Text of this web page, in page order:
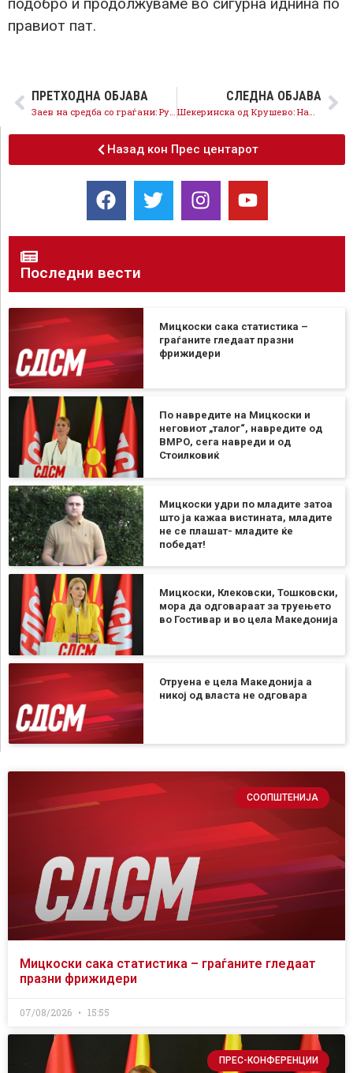
подобро и продолжуваме во сигурна иднина по
правиот пат.
ПРЕТХОДНА ОБЈАВА СЛЕДНА ОБЈАВА
Назад кон Прес центарот
Последни вести
Мицкоски сака статистика –
граѓаните гледаат празни
фрижидери
По навредите на Мицкоски и
неговиот „талог“, навредите од
ВМРО, сега навреди и од
Стоилковиќ
Мицкоски удри по младите затоа
што ја кажаа вистината, младите
не се плашат- младите ќе
победат!
Мицкоски, Клековски, Тошковски,
мора да одговараат за труењето
во Гостивар и во цела Македонија
Отруена е цела Македонија а
никој од власта не одговара
СООПШТЕНИЈА
Мицкоски сака статистика – граѓаните гледаат
празни фрижидери
07/08/2026 15:55
ПРЕС-КОНФЕРЕНЦИИ